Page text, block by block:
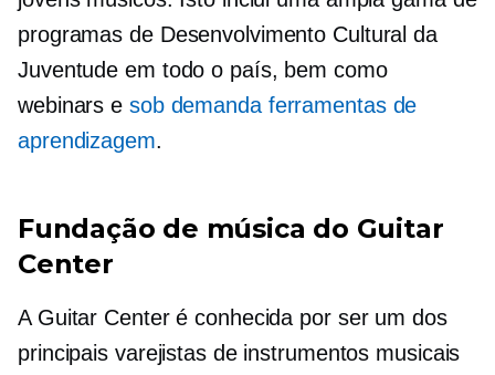
programas de Desenvolvimento Cultural da
Juventude em todo o país, bem como
webinars e sob demandaferramentas de
aprendizagem.
Fundação de música do Guitar
Center
A Guitar Center é conhecida por ser um dos
principais varejistas de instrumentos musicais